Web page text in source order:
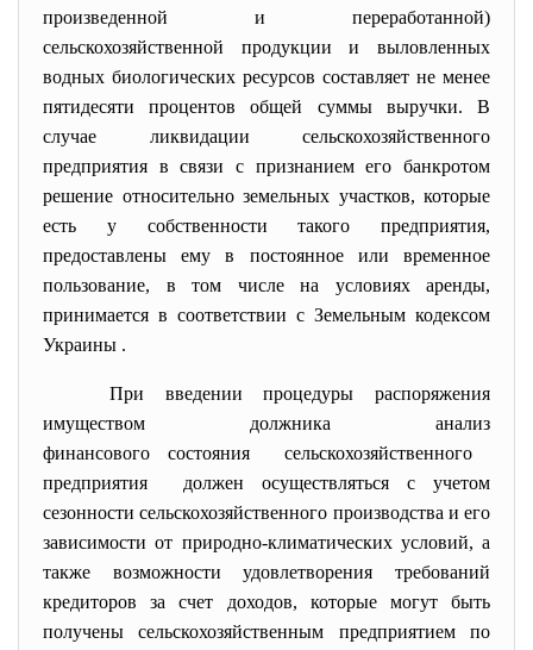
произведенной и переработанной)
сельскохозяйственной продукции и выловленных
водных биологических ресурсов составляет не менее
пятидесяти процентов общей суммы выручки. В
случае ликвидации сельскохозяйственного
предприятия в связи с признанием его банкротом
решение относительно земельных участков, которые
есть у собственности такого предприятия,
предоставлены ему в постоянное или временное
пользование, в том числе на условиях аренды,
принимается в соответствии с Земельным кодексом
Украины .
При введении процедуры распоряжения
имуществом должника анализ
финансового состояния сельскохозяйственного
предприятия должен осуществляться с учетом
сезонности сельскохозяйственного производства и его
зависимости от природно-климатических условий, а
также возможности удовлетворения требований
кредиторов за счет доходов, которые могут быть
получены сельскохозяйственным предприятием по